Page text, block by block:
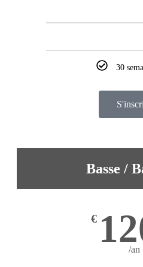
30
Basse /
€
/an